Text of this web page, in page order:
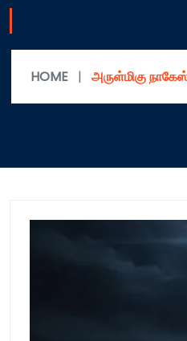
HOME | அருள்மிகு